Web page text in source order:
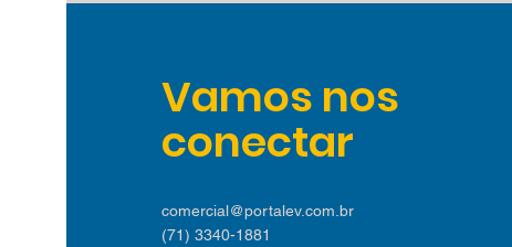
Vamos nos
conectar
comercial@portalev.com.br
(71) 3340-1881